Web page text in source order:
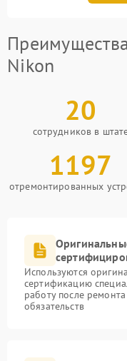
Nikon
20
сотрудников в
1197
отремонтированных
Используются
сертификацию
работу после
обязательств